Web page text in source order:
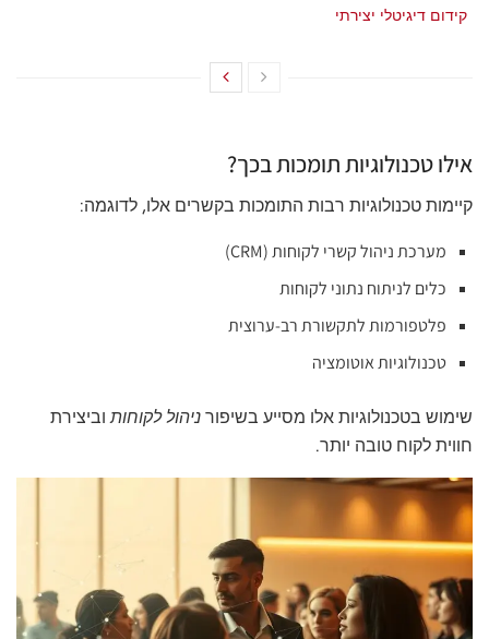
קידום דיגיטלי יצירתי
אילו טכנולוגיות תומכות בכך?
קיימות טכנולוגיות רבות התומכות בקשרים אלו, לדוגמה:
מערכת ניהול קשרי לקוחות (CRM)
כלים לניתוח נתוני לקוחות
פלטפורמות לתקשורת רב-ערוצית
טכנולוגיות אוטומציה
שימוש בטכנולוגיות אלו מסייע בשיפורניהול לקוחותוביצירת
חווית לקוח טובה יותר.